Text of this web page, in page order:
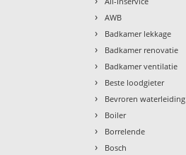
› AWB
› Badkamer lekkage
› Badkamer renovatie
› Badkamer ventilatie
› Beste loodgieter
› Bevroren waterleiding
› Boiler
› Borrelende
› Bosch